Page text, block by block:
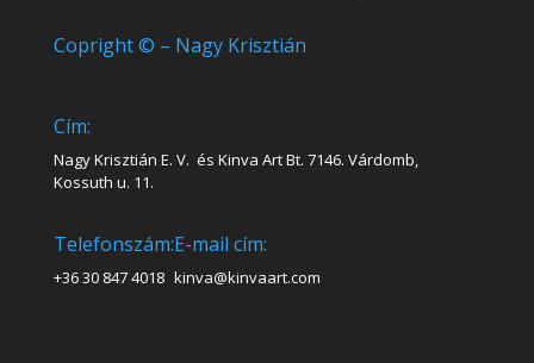
Copright © – Nagy Krisztián
Cím:
Nagy Krisztián E. V. és Kinva Art Bt. 7146. Várdomb,
Kossuth u. 11.
Telefonszám:
+36 30 847 4018
E-mail cím:
kinva@kinvaart.com